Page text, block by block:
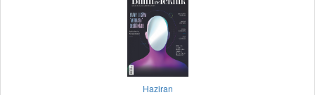
Haziran